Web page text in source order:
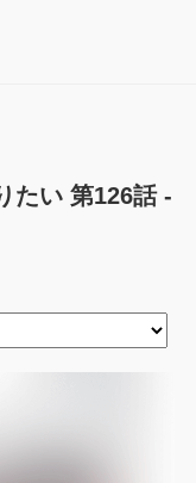
たい 第126話 -